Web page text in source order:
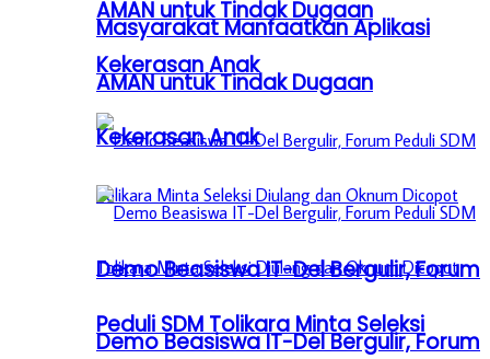
AMAN untuk Tindak Dugaan
Kekerasan Anak
Demo Beasiswa IT-Del Bergulir, Forum
Peduli SDM Tolikara Minta Seleksi
Masyarakat Manfaatkan Aplikasi
AMAN untuk Tindak Dugaan
Kekerasan Anak
Demo Beasiswa IT-Del Bergulir, Forum